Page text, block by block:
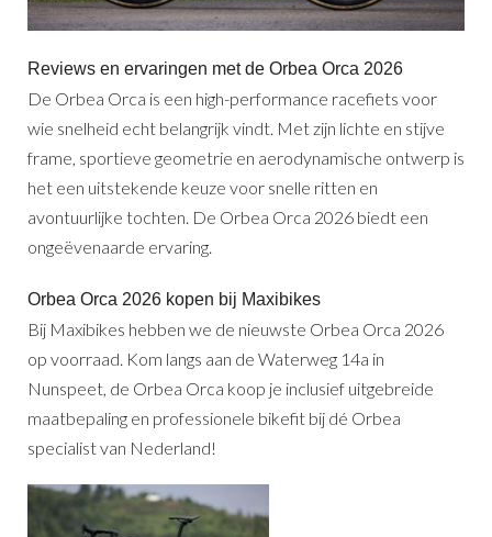
Reviews en ervaringen met de Orbea Orca 2026
De Orbea Orca is een high-performance racefiets voor
wie snelheid echt belangrijk vindt. Met zijn lichte en stijve
frame, sportieve geometrie en aerodynamische ontwerp is
het een uitstekende keuze voor snelle ritten en
avontuurlijke tochten. De Orbea Orca 2026 biedt een
ongeëvenaarde ervaring.
Orbea Orca 2026 kopen bij Maxibikes
Bij Maxibikes hebben we de nieuwste Orbea Orca 2026
op voorraad. Kom langs aan de Waterweg 14a in
Nunspeet, de Orbea Orca koop je inclusief uitgebreide
maatbepaling en professionele bikefit bij dé Orbea
specialist van Nederland!